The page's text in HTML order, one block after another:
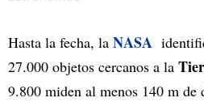
Hasta la fecha, la NASA
27.000 objetos cercanos a la
9.800 miden al menos 140 m de